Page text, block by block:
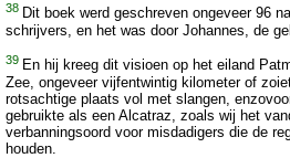
38 Dit boek werd geschreven ongeveer 96
schrijvers, en het was door Johannes, de
39 En hij kreeg dit visioen op het eiland
Zee, ongeveer vijfentwintig kilometer of
rotsachtige plaats vol met slangen,
gebruikte als een Alcatraz, zoals wij het
verbanningsoord voor misdadigers die de
houden.